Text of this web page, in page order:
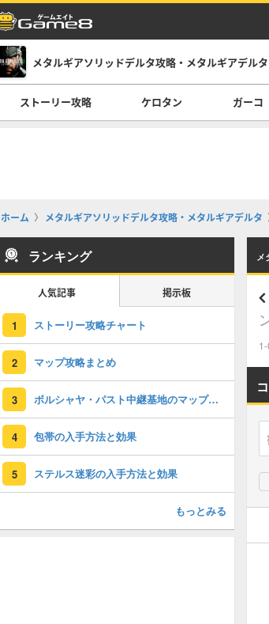
メタルギアソリッドデルタ攻略・メタルギアデルタ
ストーリー攻略 ケロタン ガーコ
ホーム メタルギアソリッドデルタ攻略・メタルギアデルタ
メ
ランキング
人気記事 掲示板
1 ストーリー攻略チャート
2 マップ攻略まとめ
3 ボルシャヤ・パスト中継基地のマップ攻略
4 包帯の入手方法と効果
5 ステルス迷彩の入手方法と効果
もっとみる